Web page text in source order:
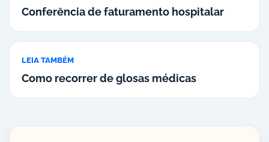
Conferência de faturamento hospitalar
LEIA TAMBÉM
Como recorrer de glosas médicas